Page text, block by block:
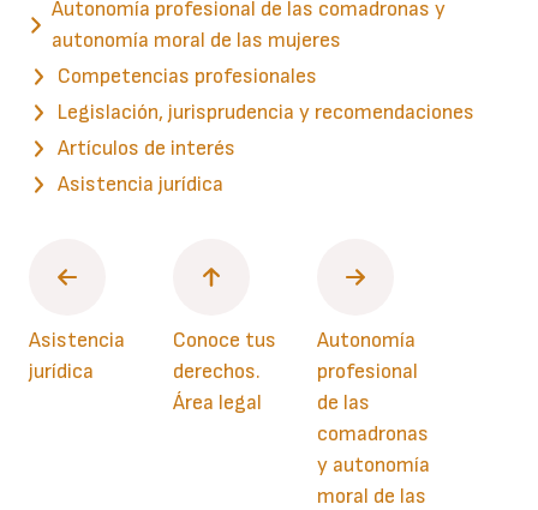
Autonomía profesional de las comadronas y
autonomía moral de las mujeres
Competencias profesionales
Legislación, jurisprudencia y recomendaciones
Artículos de interés
Asistencia jurídica
Asistencia
jurídica
Conoce tus
derechos.
Área legal
Autonomía
profesional
de las
comadronas
y autonomía
moral de las